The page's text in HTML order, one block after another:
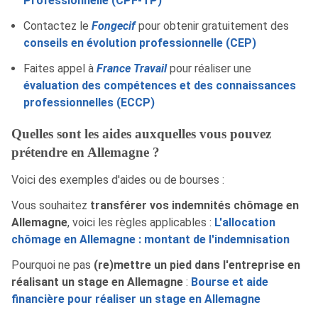
Contactez le Fongecifpour obtenir gratuitement des
conseils en évolution professionnelle (CEP)
Faites appel à France Travailpour réaliser une
évaluation des compétences et des connaissances
professionnelles (ECCP)
Quelles sont les aides auxquelles vous pouvez
prétendre en Allemagne ?
Voici des exemples d'aides ou de bourses :
Vous souhaitez transférer vos indemnités chômage en
Allemagne, voici les règles applicables : L'allocation
chômage en Allemagne : montant de l'indemnisation
Pourquoi ne pas (re)mettre un pied dans l'entreprise en
réalisant un stage en Allemagne : Bourse et aide
financière pour réaliser un stage en Allemagne